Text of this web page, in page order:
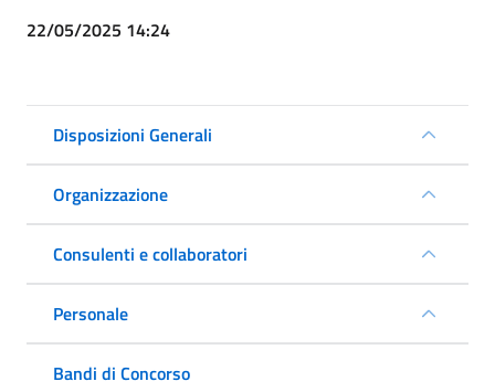
22/05/2025 14:24
Disposizioni Generali
Organizzazione
Consulenti e collaboratori
Personale
Bandi di Concorso